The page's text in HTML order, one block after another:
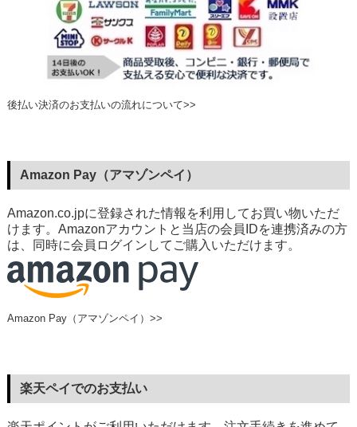
後払い決済のお支払いの流れについて>>
Amazon Pay（アマゾンペイ）
Amazon.co.jpに登録された情報を利用してお買い物いただ
けます。Amazonアカウントと当店の会員IDを連携済みの方
は、同時に会員ログインしてご購入いただけます。
Amazon Pay（アマゾンペイ）>>
楽天ペイでのお支払い